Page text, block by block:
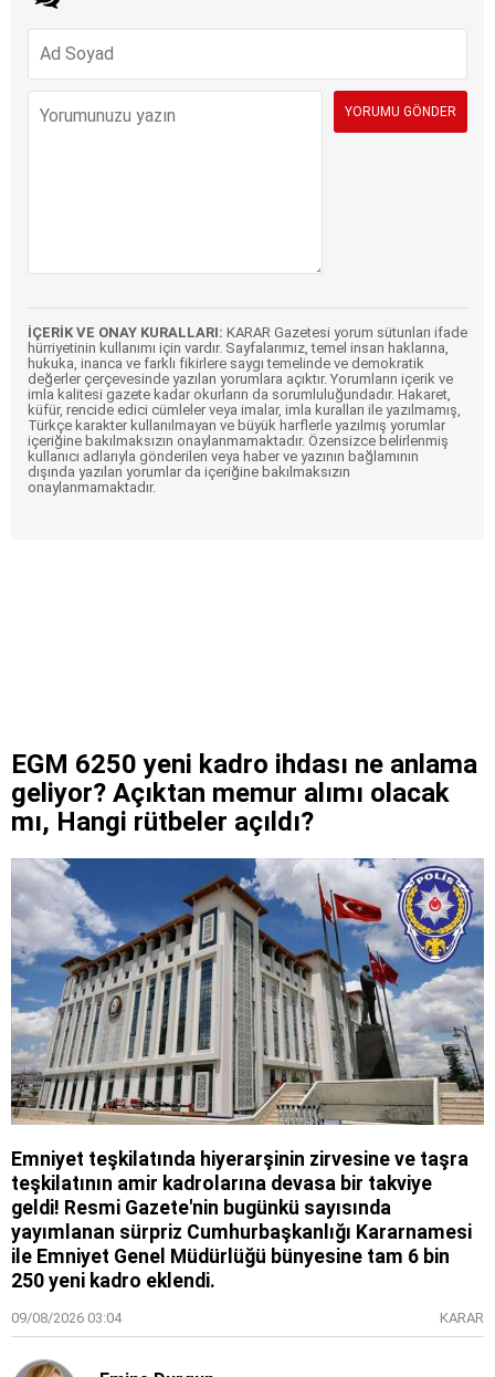
İÇERİK VE ONAY KURALLARI: KARAR Gazetesi yorum sütunları ifade
hürriyetinin kullanımı için vardır. Sayfalarımız, temel insan haklarına,
hukuka, inanca ve farklı fikirlere saygı temelinde ve demokratik
değerler çerçevesinde yazılan yorumlara açıktır. Yorumların içerik ve
imla kalitesi gazete kadar okurların da sorumluluğundadır. Hakaret,
küfür, rencide edici cümleler veya imalar, imla kuralları ile yazılmamış,
Türkçe karakter kullanılmayan ve büyük harflerle yazılmış yorumlar
içeriğine bakılmaksızın onaylanmamaktadır. Özensizce belirlenmiş
kullanıcı adlarıyla gönderilen veya haber ve yazının bağlamının
dışında yazılan yorumlar da içeriğine bakılmaksızın
onaylanmamaktadır.
EGM 6250 yeni kadro ihdası ne anlama
geliyor? Açıktan memur alımı olacak
mı, Hangi rütbeler açıldı?
Emniyet teşkilatında hiyerarşinin zirvesine ve taşra
teşkilatının amir kadrolarına devasa bir takviye
geldi! Resmi Gazete'nin bugünkü sayısında
yayımlanan sürpriz Cumhurbaşkanlığı Kararnamesi
ile Emniyet Genel Müdürlüğü bünyesine tam 6 bin
250 yeni kadro eklendi.
09/08/2026 03:04 KARAR